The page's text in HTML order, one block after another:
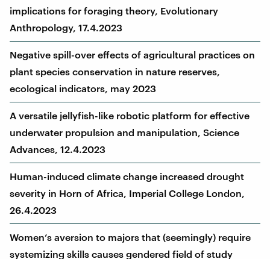
implications for foraging theory, Evolutionary
Anthropology, 17.4.2023
Negative spill-over effects of agricultural practices on
plant species conservation in nature reserves,
ecological indicators, may 2023
A versatile jellyfish-like robotic platform for effective
underwater propulsion and manipulation, Science
Advances, 12.4.2023
Human-induced climate change increased drought
severity in Horn of Africa, Imperial College London,
26.4.2023
Women’s aversion to majors that (seemingly) require
systemizing skills causes gendered field of study